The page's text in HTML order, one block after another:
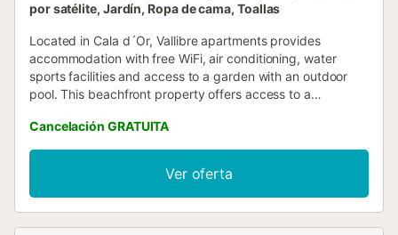
por satélite, Jardín, Ropa de cama, Toallas
Located in Cala d´Or, Vallibre apartments provides
accommodation with free WiFi, air conditioning, water
sports facilities and access to a garden with an outdoor
pool. This beachfront property offers access to a
Cancelación GRATUITA
Ver oferta